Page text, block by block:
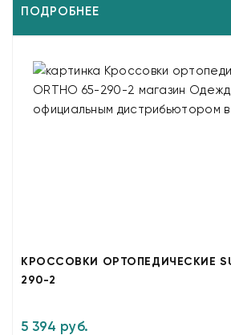
ПОДРОБНЕЕ
КРОССОВКИ ОРТОПЕДИЧЕСКИЕ
290-2
5 394 руб.